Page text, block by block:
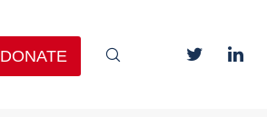
DONATE